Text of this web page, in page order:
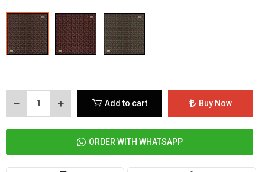
:
Add to cart Buy Now
ORDER WITH WHATSAPP